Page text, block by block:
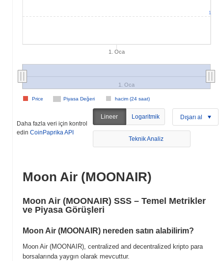
1. Oca
Piyasa Değeri hacim (24 saat)
Price
1. Oca
1
Daha fazla veri için kontrol
edin CoinPaprika API
Lineer Logaritmik Dışarı al
Teknik Analiz
Moon Air (MOONAIR)
Moon Air (MOONAIR) SSS – Temel Metrikler
ve Piyasa Görüşleri
Moon Air (MOONAIR) nereden satın alabilirim?
Moon Air (MOONAIR), centralized and decentralized kripto para
borsalarında yaygın olarak mevcuttur.